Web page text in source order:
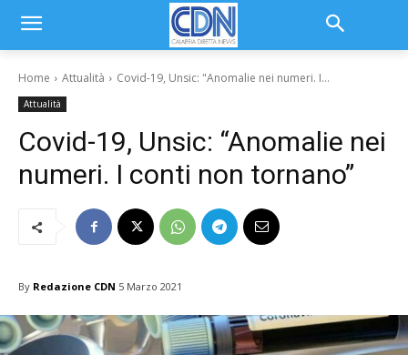
Home Attualità Covid-19, Unsic: "Anomalie nei numeri. I...
Attualità
Covid-19, Unsic: “Anomalie nei
numeri. I conti non tornano”
By Redazione CDN 5 Marzo 2021